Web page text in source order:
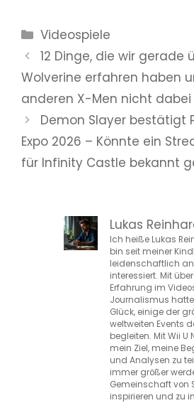
Kategorien
Videospiele
12 Dinge, die wir gerade
Wolverine erfahren haben
anderen X-Men nicht dabei
Demon Slayer bestätigt
Expo 2026 – Könnte ein
für Infinity Castle bekannt
Lukas
Ich heiße Lukas
bin seit meiner
leidenschaftlich
interessiert. Mit
Erfahrung im
Journalismus
Glück, einige der
weltweiten Events
begleiten. Mit Wii U
mein Ziel, meine
und Analysen zu
immer größer
Gemeinschaft von
inspirieren und zu